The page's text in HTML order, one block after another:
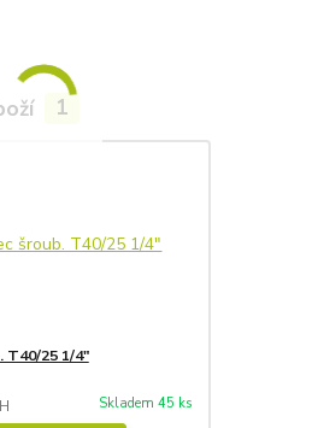
1
T40/25 1/4"
Skladem 45 ks